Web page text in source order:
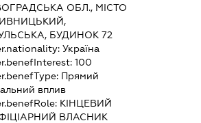
ОБЛ., МІСТО
БУДИНОК 72
Україна
100
Прямий
вплив
КІНЦЕВИЙ
ВЛАСНИК